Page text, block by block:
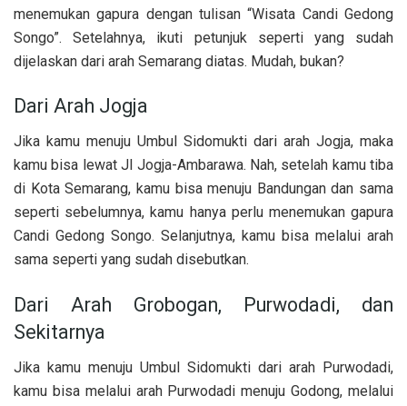
menemukan gapura dengan tulisan “Wisata Candi Gedong
Songo”. Setelahnya, ikuti petunjuk seperti yang sudah
dijelaskan dari arah Semarang diatas. Mudah, bukan?
Dari Arah Jogja
Jika kamu menuju Umbul Sidomukti dari arah Jogja, maka
kamu bisa lewat Jl Jogja-Ambarawa. Nah, setelah kamu tiba
di Kota Semarang, kamu bisa menuju Bandungan dan sama
seperti sebelumnya, kamu hanya perlu menemukan gapura
Candi Gedong Songo. Selanjutnya, kamu bisa melalui arah
sama seperti yang sudah disebutkan.
Dari Arah Grobogan, Purwodadi, dan
Sekitarnya
Jika kamu menuju Umbul Sidomukti dari arah Purwodadi,
kamu bisa melalui arah Purwodadi menuju Godong, melalui